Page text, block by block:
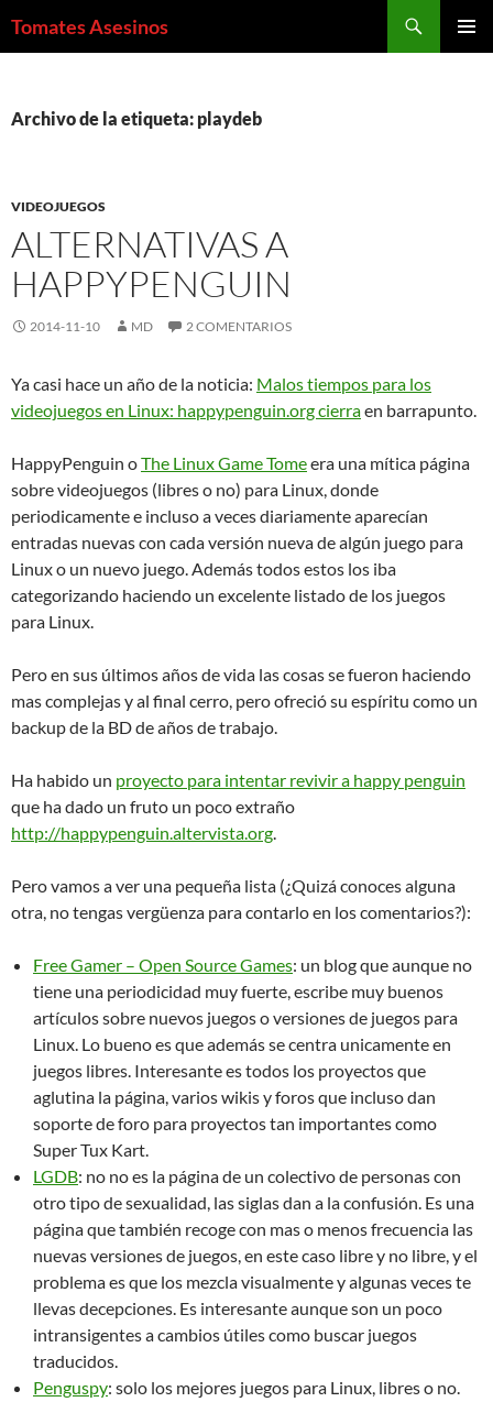
Tomates Asesinos
Archivo de la etiqueta: playdeb
VIDEOJUEGOS
ALTERNATIVAS A
HAPPYPENGUIN
2014-11-10 MD 2 COMENTARIOS
Ya casi hace un año de la noticia: Malos tiempos para los
videojuegos en Linux: happypenguin.org cierraen barrapunto.
HappyPenguin oThe Linux Game Tomeera una mítica página
sobre videojuegos (libres o no) para Linux, donde
periodicamente e incluso a veces diariamente aparecían
entradas nuevas con cada versión nueva de algún juego para
Linux o un nuevo juego. Además todos estos los iba
categorizando haciendo un excelente listado de los juegos
para Linux.
Pero en sus últimos años de vida las cosas se fueron haciendo
mas complejas y al final cerro, pero ofreció su espíritu como un
backup de la BD de años de trabajo.
Ha habido un proyecto para intentar revivir a happy penguin
que ha dado un fruto un poco extraño
http://happypenguin.altervista.org.
Pero vamos a ver una pequeña lista (¿Quizá conoces alguna
otra, no tengas vergüenza para contarlo en los comentarios?):
Free Gamer – Open Source Games: un blog que aunque no
tiene una periodicidad muy fuerte, escribe muy buenos
artículos sobre nuevos juegos o versiones de juegos para
Linux. Lo bueno es que además se centra unicamente en
juegos libres. Interesante es todos los proyectos que
aglutina la página, varios wikis y foros que incluso dan
soporte de foro para proyectos tan importantes como
Super Tux Kart.
LGDB: no no es la página de un colectivo de personas con
otro tipo de sexualidad, las siglas dan a la confusión. Es una
página que también recoge con mas o menos frecuencia las
nuevas versiones de juegos, en este caso libre y no libre, y el
problema es que los mezcla visualmente y algunas veces te
llevas decepciones. Es interesante aunque son un poco
intransigentes a cambios útiles como buscar juegos
traducidos.
Penguspy: solo los mejores juegos para Linux, libres o no.